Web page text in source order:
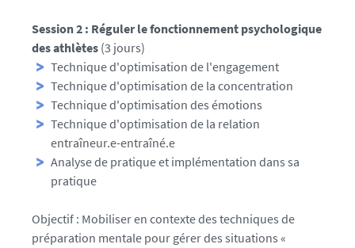
Session 2 : Réguler le fonctionnement psychologique
des athlètes (3 jours)
Technique d'optimisation de l'engagement
Technique d'optimisation de la concentration
Technique d'optimisation des émotions
Technique d'optimisation de la relation
entraîneur.e-entraîné.e
Analyse de pratique et implémentation dans sa
pratique
Objectif : Mobiliser en contexte des techniques de
préparation mentale pour gérer des situations «